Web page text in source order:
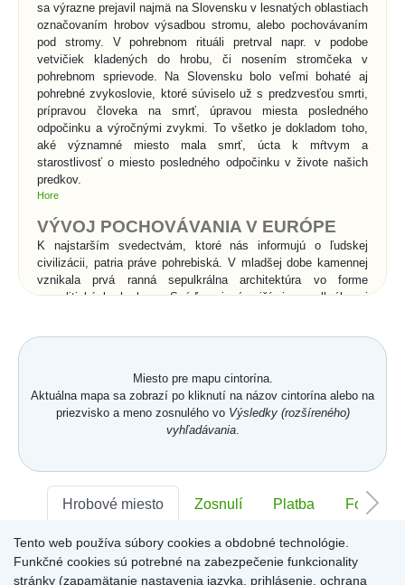
sa výrazne prejavil najmä na Slovensku v lesnatých oblastiach
označovaním hrobov výsadbou stromu, alebo pochovávaním
pod stromy. V pohrebnom rituáli pretrval napr. v podobe
vetvičiek kladených do hrobu, či nosením stromčeka v
pohrebnom sprievode. Na Slovensku bolo veľmi bohaté aj
pohrebné zvykoslovie, ktoré súviselo už s predzvesťou smrti,
prípravou človeka na smrť, úpravou miesta posledného
odpočinku a výročnými zvykmi. To všetko je dokladom toho,
aké významné miesto mala smrť, úcta k mŕtvym a
starostlivosť o miesto posledného odpočinku v živote našich
predkov.
Hore
VÝVOJ POCHOVÁVANIA V EURÓPE
K najstarším svedectvám, ktoré nás informujú o ľudskej
civilizácii, patria práve pohrebiská. V mladšej dobe kamennej
vznikala prvá ranná sepulkrálna architektúra vo forme
megalitických hrobov. Snáď najznámejšími sepulkrálnymi
umiestňovali po dve urny s popolom. Rímske katakomby boli
podzemné pohrebiská pre kostrové pochovávanie a súviseli s
prechodom od spaľovania mŕtvych ku kostrovému
pochovávaniu v 2.storočí n. l.. Pod vplyvom kresťanstva
spaľovaním, čo je spojené s vierou v zmŕtvychvstanie
zomrelých. Od povolenia kresťanstva sa pochovávanie
uskutočňuje priamo v chrámoch a kláštoroch, alebo vo
Významné zmeny v
pochovávaní nastali až v
Miesto pre mapu cintorína.
Aktuálna mapa sa zobrazí po kliknutí na názov cintorína alebo na
priezvisko a meno zosnulého vo Výsledky (rozšíreného)
vyhľadávania.
Hrobové miesto Zosnulí Platba Foto
Sektor:- Rad:- Číslo:-
Tento web používa súbory cookies a obdobné technológie.
Funkčné cookies sú potrebné na zabezpečenie funkcionality
stránky (zapamätanie nastavenia jazyka, prihlásenie, ochrana